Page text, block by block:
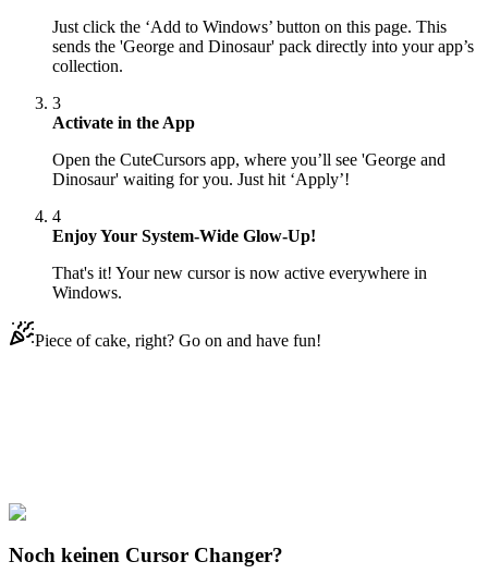
Just click the ‘Add to Windows’ button on this page. This
sends the 'George and Dinosaur' pack directly into your app’s
collection.
3
Activate in the App
Open the CuteCursors app, where you’ll see 'George and
Dinosaur' waiting for you. Just hit ‘Apply’!
4
Enjoy Your System-Wide Glow-Up!
That's it! Your new cursor is now active everywhere in
Windows.
Piece of cake, right? Go on and have fun!
Explore All Collections
Noch keinen Cursor Changer?